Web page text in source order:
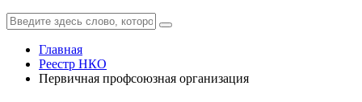
Главная
Реестр НКО
Первичная профсоюзная организация